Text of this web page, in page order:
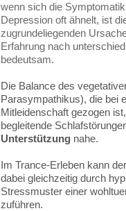
wenn sich die
Depression oft ähnelt, ist
zugrundeliegenden
Erfahrung nach
bedeutsam.
Die Balance des
Parasympathikus), die bei
Mitleidenschaft gezogen
begleitende
Unterstützung nahe.
Im Trance-Erleben kann
dabei gleichzeitig durch
Stressmuster einer
zuführen.